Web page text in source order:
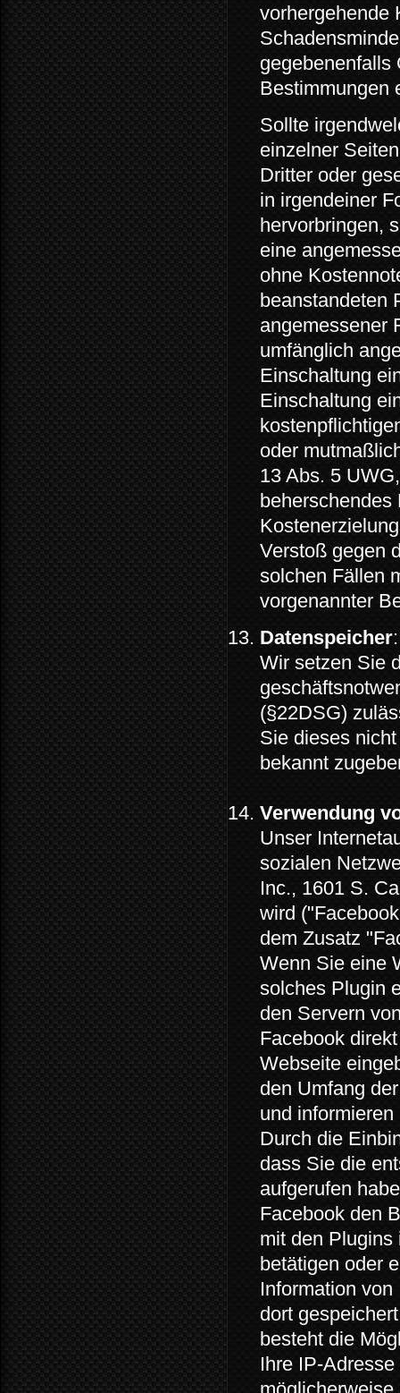
vorhergehende
gegebenenfalls
Bestimmungen
Sollte
einzelner
Dritter oder
in irgendeiner
hervorbringen,
eine
ohne
beanstandeten
angemessener
umfänglich
Einschaltung
Einschaltung
oder
13 Abs. 5
beherschendes
Verstoß gegen
solchen Fällen
vorgenannter
Datenspeicher:
Wir setzen Sie
(§22DSG)
Sie dieses
bekannt
Verwendung
Unser
sozialen
Inc., 1601 S.
wird
dem Zusatz
Wenn Sie eine
solches Plugin
den Servern
Facebook
Webseite
den Umfang
und
Durch die
dass Sie die
aufgerufen
Facebook den
mit den
betätigen oder
Information
dort
besteht die
Ihre IP-